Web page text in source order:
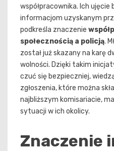
współpracownika. Ich ujęcie
informacjom uzyskanym
podkreśla znaczenie
społecznością a policją.
został już skazany na karę
wolności. Dzięki takim
czuć się bezpieczniej,
zgłoszenia, które można
najbliższym komisariacie,
sytuacji w ich okolicy.
Znaczenie